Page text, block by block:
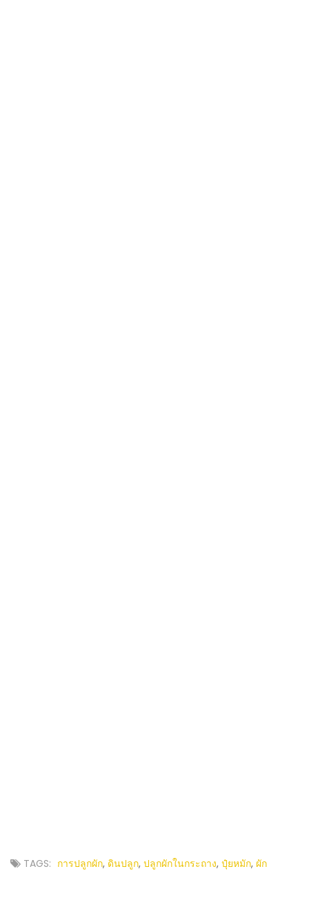
TAGS: การปลูกผัก, ดินปลูก, ปลูกผักในกระถาง, ปุ๋ยหมัก, ผัก